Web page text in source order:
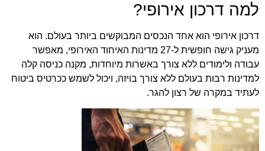
למה דרכון אירופי?
דרכון אירופי הוא אחד הנכסים המבוקשים ביותר בעולם. הוא
מעניק גישה חופשית ל-27 מדינות האיחוד האירופי, מאפשר
עבודה ולימודים ללא צורך באשרות מיוחדות, מקנה כניסה קלה
למדינות רבות בעולם ללא צורך בויזה, ויכול לשמש ככרטיס ביטוח
לעתיד במקרה של רצון להגר.